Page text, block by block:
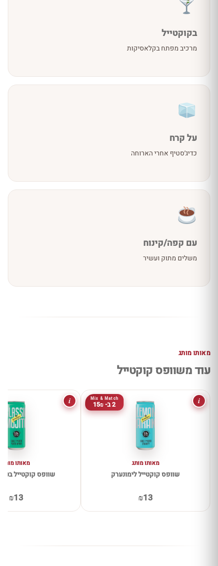
בקוקטייל
מרכיב מפתח בקלאסיקות
על קרח
כדיג׳סטיף אחרי הארוחה
עם קפה/קינוח
משלים מתוק ועשיר
מאותו מותג
עוד משוופס קוקטייל
מאותו מותג
שוופס קוקטייל לימונערק
₪13
Mix & Match
2 ב- 15₪ i
מאותו מותג
שוופס קוקטייל
₪13
i